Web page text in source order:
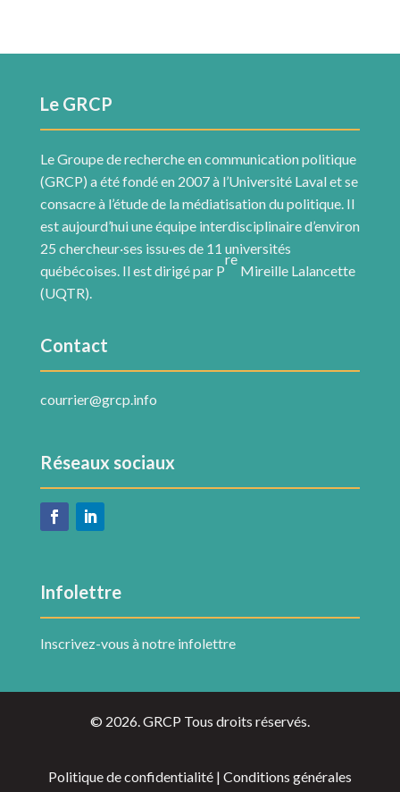
Le GRCP
Le Groupe de recherche en communication politique
(GRCP) a été fondé en 2007 à l’Université Laval et se
consacre à l’étude de la médiatisation du politique. Il
est aujourd’hui une équipe interdisciplinaire d’environ
25 chercheur·ses issu·es de 11 universités
québécoises. Il est dirigé par P
re
Mireille Lalancette
(UQTR).
Contact
courrier@grcp.info
Réseaux sociaux
Infolettre
Inscrivez-vous à notre infolettre
© 2026. GRCP Tous droits réservés.
Politique de confidentialité | Conditions générales